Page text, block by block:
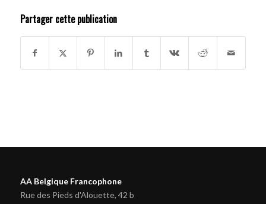
Partager cette publication
AA Belgique Francophone
Rue des Pieds d'Alouette, 42 b